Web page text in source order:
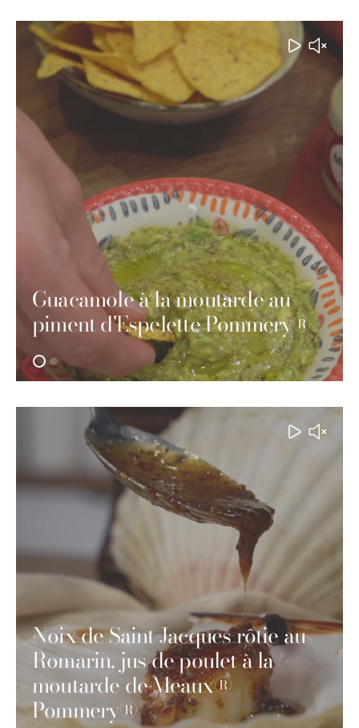
Guacamole à la moutarde au
piment d'Espelette Pommery®
Noix de Saint Jacques rôtie au
Romarin, jus de poulet à la
moutarde de Meaux®
Pommery®